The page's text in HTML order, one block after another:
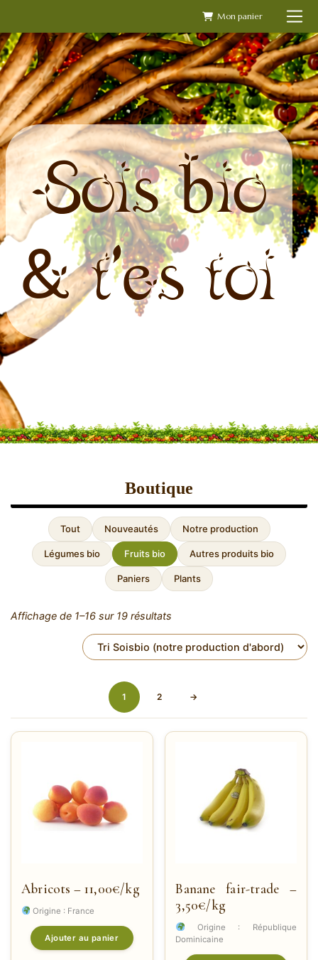
content
Sois bio
& t'es toi
Boutique
Tout Nouveautés Notre production
Légumes bio Fruits bio Autres produits bio
Paniers Plants
Affichage de 1–16 sur 19 résultats
1 2 →
Abricots – 11,00€/kg
Origine : France
Ajouter au panier
Banane fair-trade –
3,50€/kg
Origine : République
Dominicaine